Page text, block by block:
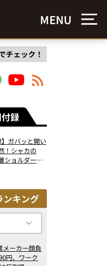
MENU
チェック！
録
】ガバッと開い
！シャカの
ショルダーバ
ンキング
メーカー顔負
円、ワーク